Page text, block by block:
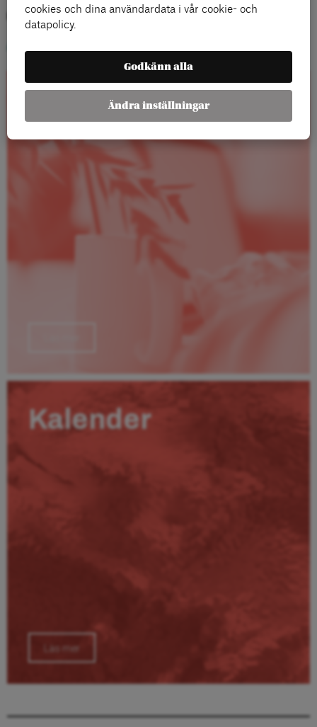
Kategorier:
Rapporter
Kalender
Läs mer
cookies och dina användardata i vår cookie- och
datapolicy.
Godkänn alla
Ändra inställningar